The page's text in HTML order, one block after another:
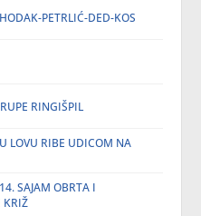
PETRLIĆ-DED-KOS
RINGIŠPIL
LOVU RIBE UDICOM NA
SAJAM OBRTA I
KRIŽ